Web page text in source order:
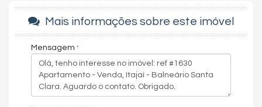
Agende uma visita agora mesmo e venha conhecer este lindo
imóvel.
Os valores estão sujeitos a alteração sem aviso prévio.
Características do Imóvel
Área de Serviço
Sala
Mais informações sobre este imóvel
Mensagem